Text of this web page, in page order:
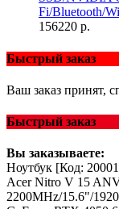
Fi/Bluetooth/
156220 р.
Быстрый заказ
Ваш заказ принят,
Быстрый заказ
Вы заказываете:
Ноутбук [Код:
Acer Nitro V 15
2200MHz/15.6"/